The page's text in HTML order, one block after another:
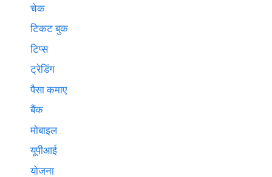
चेक
टिकट बुक
टिप्स
ट्रेडिंग
पैसा कमाए
बैंक
मोबाइल
यूपीआई
योजना